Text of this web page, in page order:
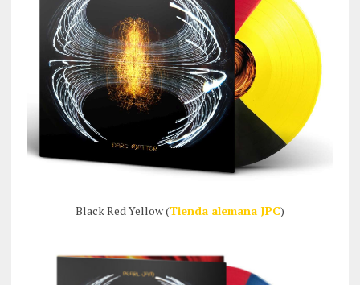
Black Red Yellow (Tienda alemana JPC)